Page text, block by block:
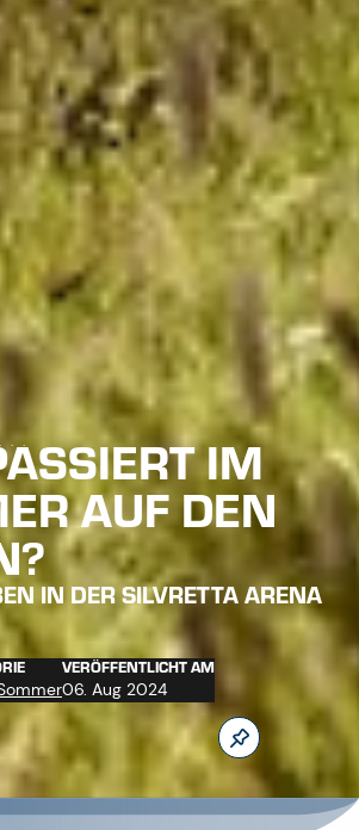
im Winter
im
völlig
die
sprießt,
widmen
genau
Schnee
bunten
mehr
Bike-